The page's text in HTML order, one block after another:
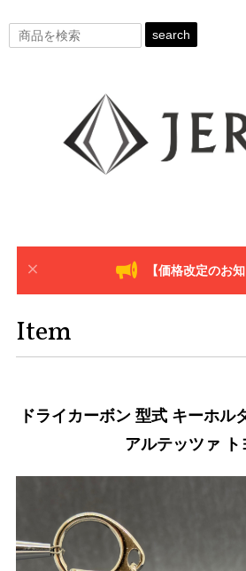
search
【価格改定のお知
Item
ドライカーボン 型式 キーホル
アルテッツァ ト